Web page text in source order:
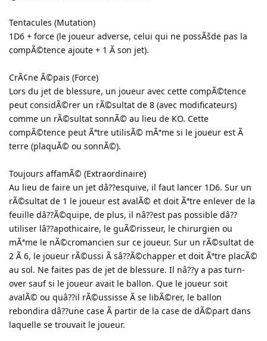
Tentacules (Mutation)
1D6 + force (le joueur adverse, celui qui ne possÃšde pas la
compÃ©tence ajoute + 1 Ã son jet).
CrÃ¢ne Ã©pais (Force)
Lors du jet de blessure, un joueur avec cette compÃ©tence
peut considÃ©rer un rÃ©sultat de 8 (avec modificateurs)
comme un rÃ©sultat sonnÃ© au lieu de KO. Cette
compÃ©tence peut Ãªtre utilisÃ© mÃªme si le joueur est Ã
terre (plaquÃ© ou sonnÃ©).
Toujours affamÃ© (Extraordinaire)
Au lieu de faire un jet dâ??esquive, il faut lancer 1D6. Sur un
rÃ©sultat de 1 le joueur est avalÃ© et doit Ãªtre enlever de la
feuille dâ??Ã©quipe, de plus, il nâ??est pas possible dâ??
utiliser lâ??apothicaire, le guÃ©risseur, le chirurgien ou
mÃªme le nÃ©cromancien sur ce joueur. Sur un rÃ©sultat de
2 Ã 6, le joueur rÃ©ussi Ã sâ??Ã©chapper et doit Ãªtre placÃ©
au sol. Ne faites pas de jet de blessure. Il nâ??y a pas turn-
over sauf si le joueur avait le ballon. Que le joueur soit
avalÃ© ou quâ??il rÃ©ussisse Ã se libÃ©rer, le ballon
rebondira dâ??une case Ã partir de la case de dÃ©part dans
laquelle se trouvait le joueur.